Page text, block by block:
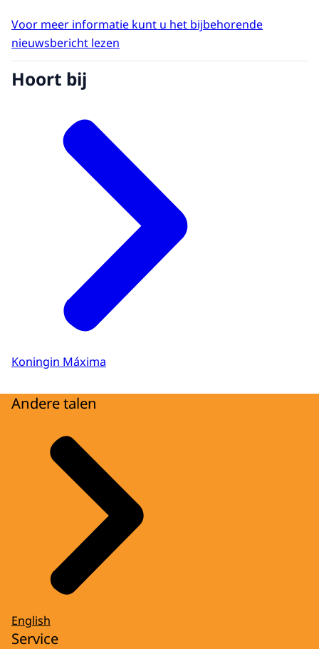
Voor meer informatie kunt u het bijbehorende
nieuwsbericht lezen
Hoort bij
Koningin Máxima
Andere talen
English
Service